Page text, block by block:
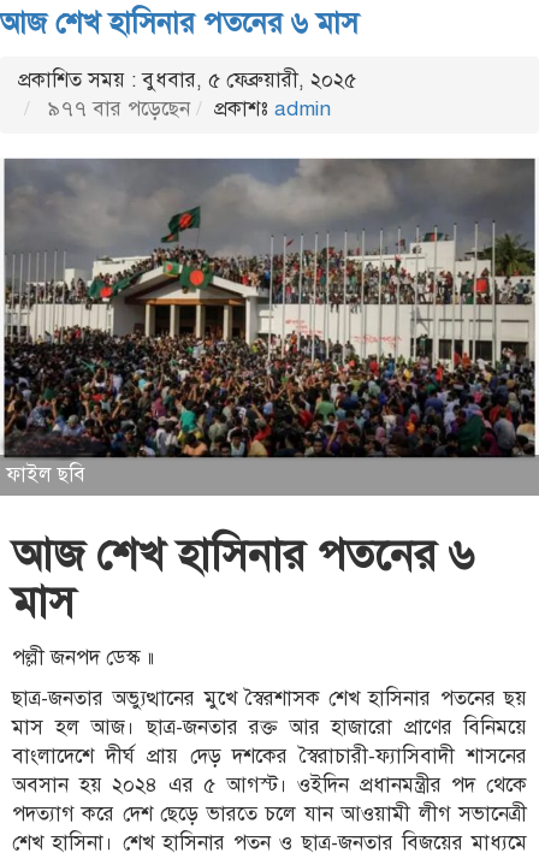
আজ শেখ হাসিনার পতনের ৬ মাস
প্রকাশিত সময় : বুধবার, ৫ ফেব্রুয়ারী, ২০২৫
৯৭৭ বার পড়েছেন
প্রকাশঃ admin
ফাইল ছবি
আজ শেখ হাসিনার পতনের ৬
মাস
পল্লী জনপদ ডেস্ক ॥
ছাত্র-জনতার অভ্যুত্থানের মুখে স্বৈরশাসক শেখ হাসিনার পতনের ছয়
মাস হল আজ। ছাত্র-জনতার রক্ত আর হাজারো প্রাণের বিনিময়ে
বাংলাদেশে দীর্ঘ প্রায় দেড় দশকের স্বৈরাচারী-ফ্যাসিবাদী শাসনের
অবসান হয় ২০২৪ এর ৫ আগস্ট। ওইদিন প্রধানমন্ত্রীর পদ থেকে
পদত্যাগ করে দেশ ছেড়ে ভারতে চলে যান আওয়ামী লীগ সভানেত্রী
শেখ হাসিনা। শেখ হাসিনার পতন ও ছাত্র-জনতার বিজয়ের মাধ্যমে